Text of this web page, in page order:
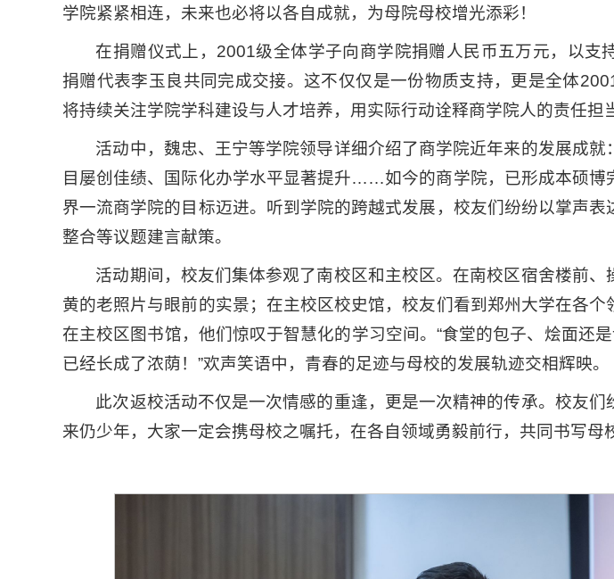
学院紧紧相连，未来也必将以各自成就，为母院母校增光添彩！
在捐赠仪式上，2001级全体学子向商学院捐赠人民币五万元，以支
捐赠代表李玉良共同完成交接。这不仅仅是一份物质支持，更是全体
将持续关注学院学科建设与人才培养，用实际行动诠释商学院人的责任担
活动中，魏忠、王宁等学院领导详细介绍了商学院近年来的发展成
目屡创佳绩、国际化办学水平显著提升……如今的商学院，已形成本硕博
界一流商学院的目标迈进。听到学院的跨越式发展，校友们纷纷以掌声
整合等议题建言献策。
活动期间，校友们集体参观了南校区和主校区。在南校区宿舍楼前
黄的老照片与眼前的实景；在主校区校史馆，校友们看到郑州大学在各个
在主校区图书馆，他们惊叹于智慧化的学习空间。“食堂的包子、烩面还
已经长成了浓荫！”欢声笑语中，青春的足迹与母校的发展轨迹交相辉映。
此次返校活动不仅是一次情感的重逢，更是一次精神的传承。校友
来仍少年，大家一定会携母校之嘱托，在各自领域勇毅前行，共同书写母